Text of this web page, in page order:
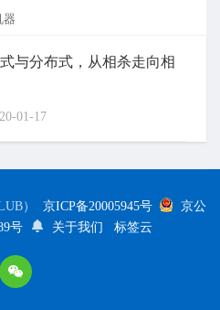
器
与分布式，从相杀走向相
01-17
） 京ICP备20005945号
京公
号
关于我们 标签云